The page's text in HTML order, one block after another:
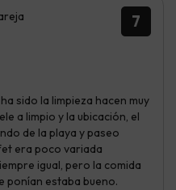
7
sido la limpieza hacen muy
a limpio y la ubicación, el
de la playa y paseo
era poco variada
igual, pero la comida
ponían estaba bueno.